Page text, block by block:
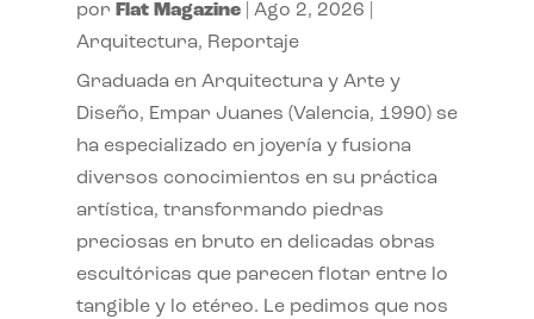
por Flat Magazine| Ago 2, 2026
Arquitectura, Reportaje
Graduada en Arquitectura y Arte y
Diseño, Empar Juanes (Valencia, 1990) se
ha especializado en joyería y fusiona
diversos conocimientos en su práctica
artística, transformando piedras
preciosas en bruto en delicadas obras
escultóricas que parecen flotar entre lo
tangible y lo etéreo. Le pedimos que nos